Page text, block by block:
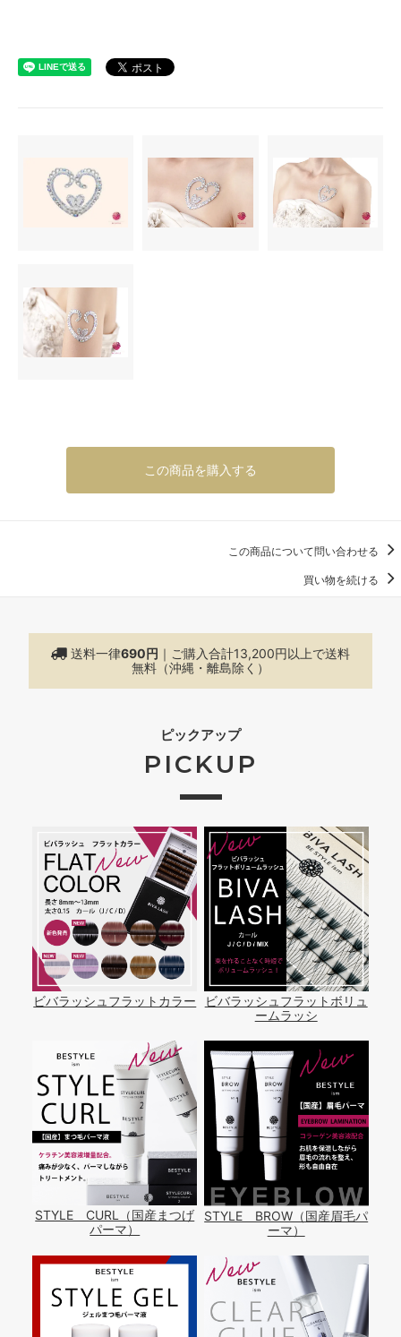
この商品を購入する
この商品について問い合わせる
買い物を続ける
送料一律690円 ｜ご購入合計13,200円以上で送料
無料（沖縄・離島除く）
ピックアップ
PICKUP
ビバラッシュフラットカラー
ビバラッシュフラットボリュ
ームラッシ
STYLE CURL（国産まつげ
パーマ）
STYLE BROW（国産眉毛パ
ーマ）